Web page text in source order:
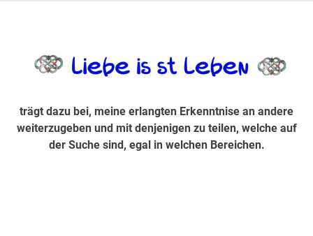
Suche sind, egal in welchen Bereichen.
trägt dazu bei, meine erlangten Erkenntnise an andere
weiterzugeben und mit denjenigen zu teilen, welche auf
der Suche sind, egal in welchen Bereichen.